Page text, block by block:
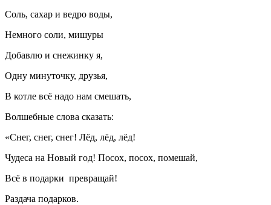
Соль, сахар и ведро воды,
Немного соли, мишуры
Добавлю и снежинку я,
Одну минуточку, друзья,
В котле всё надо нам смешать,
Волшебные слова сказать:
«Снег, снег, снег! Лёд, лёд, лёд!
Чудеса на Новый год! Посох, посох, помешай,
Всё в подарки превращай!
Раздача подарков.